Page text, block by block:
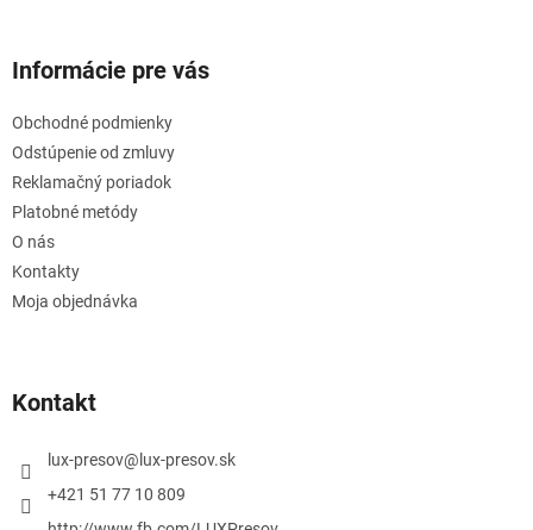
Informácie pre vás
Obchodné podmienky
Odstúpenie od zmluvy
Reklamačný poriadok
Platobné metódy
O nás
Kontakty
Moja objednávka
Kontakt
lux-presov@ lux-presov.sk
+421 51 77 10 809